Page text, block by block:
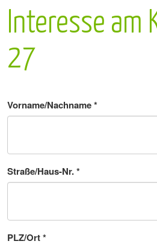
Interesse am
27
Vorname/Nachname*
Straße/Haus-Nr.*
PLZ/Ort*